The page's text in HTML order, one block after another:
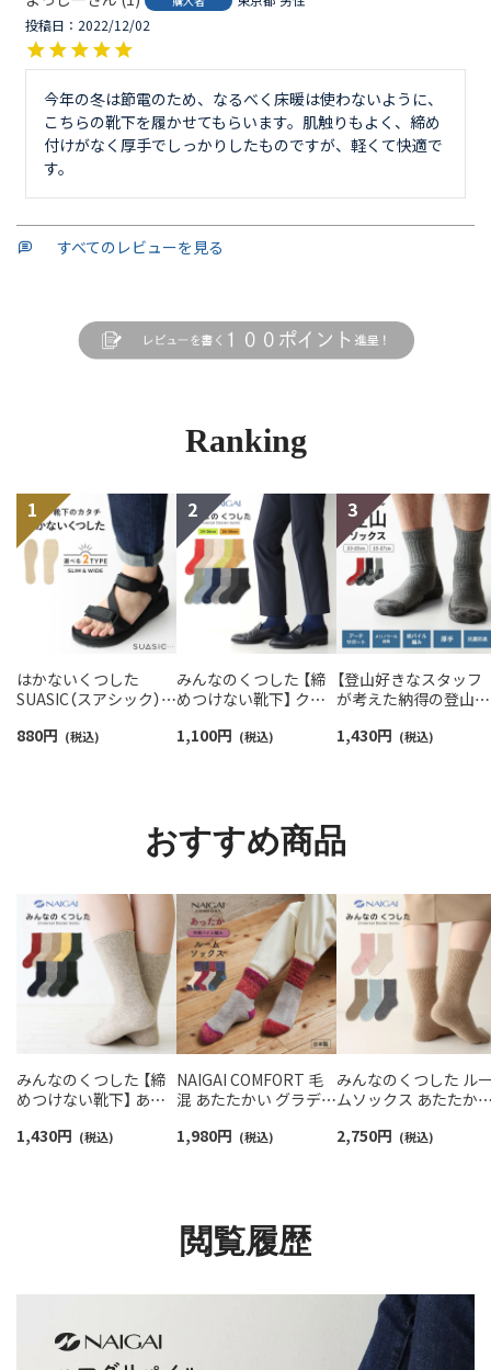
投稿日
2022/12/02
今年の冬は節電のため、なるべく床暖は使わないように、
こちらの靴下を履かせてもらいます。肌触りもよく、締め
付けがなく厚手でしっかりしたものですが、軽くて快適で
す。
すべてのレビューを見る
Ranking
はかないくつした
SUASIC（スアシック）
抗菌防臭 ソックス メン
880円 (税込)
みんなのくつした 【締
めつけない靴下】 クル
【24-26cm】【26-28cm】
1,100円 (税込)
【登山好きなスタッフ
が考えた納得の登山用
リノウール混 クルー
1,430円 (税込)
おすすめ商品
みんなのくつした 【締
めつけない靴下】 あた
わりガーゼ レディース
1,430円 (税込)
NAIGAI COMFORT 毛
混 あたたかい グラデー
ソックス 履き口ゆった
1,980円 (税込)
みんなのくつした ル
ムソックス あたたか
【締めつけない靴下】
2,750円 (税込)
閲覧履歴